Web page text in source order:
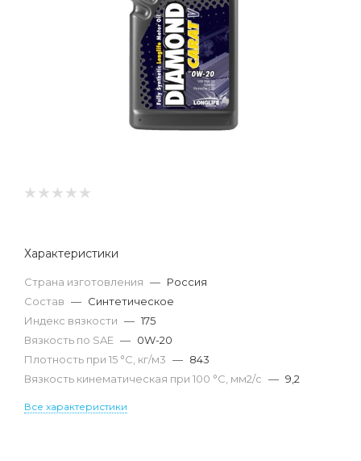
Характеристики
Страна изготовления — Россия
Состав — Синтетическое
Индекс вязкости — 175
Вязкость по SAE — 0W-20
Плотность при 15 °С, кг/м3 — 843
Вязкость кинематическая при 100 °С, мм2/с — 9,2
Все характеристики